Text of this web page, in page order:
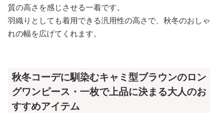
質の高さを感じさせる一着です。
羽織りとしても着用できる汎用性の高さで、秋冬のおしゃ
れの幅を広げてくれます。
秋冬コーデに馴染むキャミ型ブラウンのロン
グワンピース・一枚で上品に決まる大人のお
すすめアイテム